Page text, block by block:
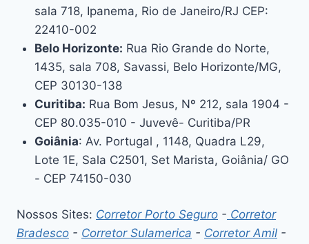
sala 718, Ipanema, Rio de Janeiro/RJ CEP:
22410-002
Belo Horizonte: Rua Rio Grande do Norte,
1435, sala 708, Savassi, Belo Horizonte/MG,
CEP 30130-138
Curitiba: Rua Bom Jesus, Nº 212, sala 1904 -
CEP 80.035-010 - Juvevê- Curitiba/PR
Goiânia: Av. Portugal , 1148, Quadra L29,
Lote 1E, Sala C2501, Set Marista, Goiânia/ GO
- CEP 74150-030
Nossos Sites: Corretor Porto Seguro - Corretor
Bradesco - Corretor Sulamerica - Corretor Amil -